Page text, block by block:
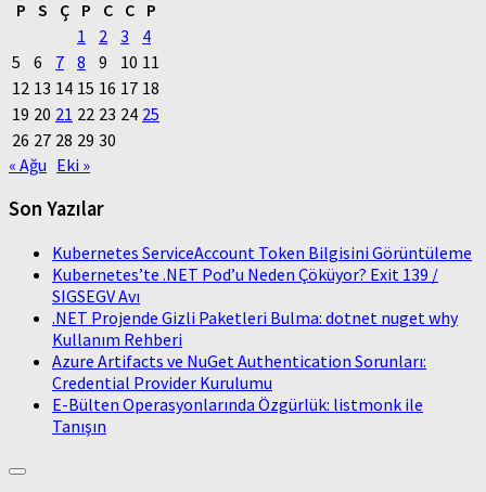
P S Ç P C C
P
1
2 3
4
5
6 7 8 9 10 11
12 13 14 15 16 17 18
19 20 21 22 23 24 25
26 27 28 29 30
« Ağu Eki »
Son Yazılar
Kubernetes ServiceAccount Token Bilgisini Görüntüleme
Kubernetes’te .NET Pod’u Neden Çöküyor? Exit 139 /
SIGSEGV Avı
.NET Projende Gizli Paketleri Bulma: dotnet nuget why
Kullanım Rehberi
Azure Artifacts ve NuGet Authentication Sorunları:
Credential Provider Kurulumu
E-Bülten Operasyonlarında Özgürlük: listmonk ile
Tanışın